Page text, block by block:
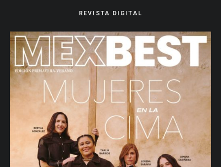
REVISTA DIGITAL